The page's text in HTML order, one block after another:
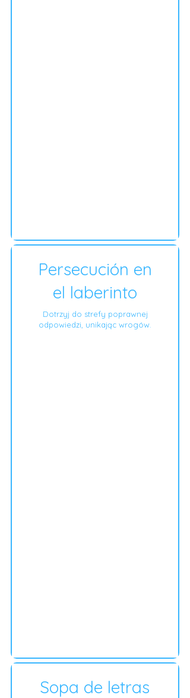
Persecución en
el laberinto
Dotrzyj do strefy poprawnej
odpowiedzi, unikając wrogów.
Sopa de letras